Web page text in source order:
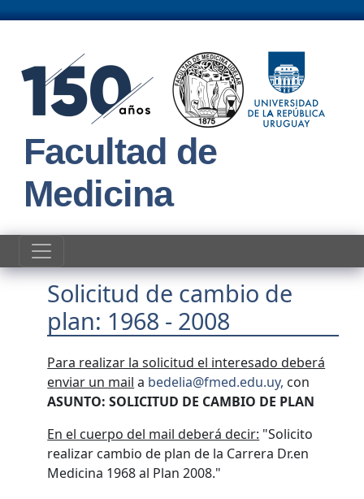
Facultad de
Medicina
Solicitud de cambio de
plan: 1968 - 2008
Para realizar la solicitud el interesado deberá
enviar un mail a bedelia@fmed.edu.uy, con
ASUNTO: SOLICITUD DE CAMBIO DE PLAN
En el cuerpo del mail deberá decir: "Solicito
realizar cambio de plan de la Carrera Dr.en
Medicina 1968 al Plan 2008."